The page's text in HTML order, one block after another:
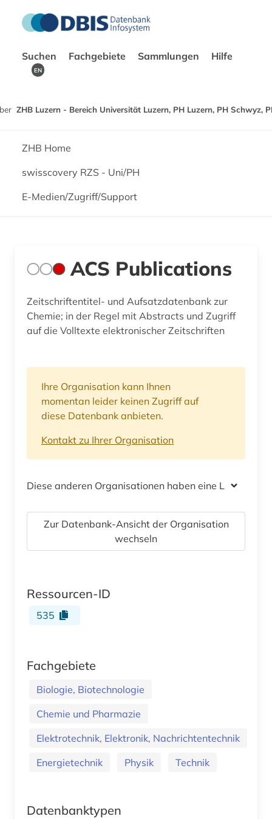
Suchen Fachgebiete Sammlungen Hilfe
EN
ZHB Luzern - Bereich Universität Luzern, PH Luzern, PH Schwyz,
ZHB Home
swisscovery RZS - Uni/PH
E-Medien/Zugriff/Support
ACS Publications
Zeitschriftentitel- und Aufsatzdatenbank zur
Chemie; in der Regel mit Abstracts und Zugriff
auf die Volltexte elektronischer Zeitschriften
Ihre Organisation kann Ihnen
momentan leider keinen Zugriff auf
diese Datenbank anbieten.
Kontakt zu Ihrer Organisation
Diese anderen Organisationen haben eine Lizenz
Zur Datenbank-Ansicht der Organisation
wechseln
Ressourcen-ID
535
Fachgebiete
Biologie, Biotechnologie
Chemie und Pharmazie
Elektrotechnik, Elektronik, Nachrichtentechnik
Energietechnik
Physik Technik
Datenbanktypen